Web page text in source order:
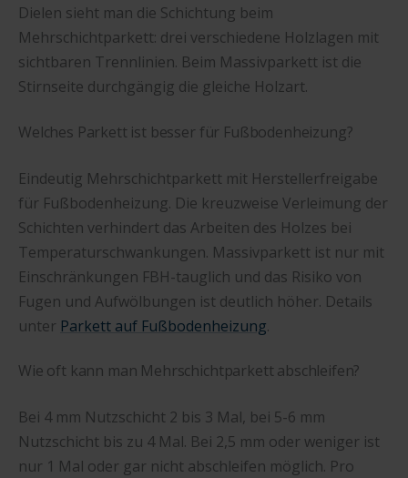
Dielen sieht man die Schichtung beim
Mehrschichtparkett: drei verschiedene Holzlagen mit
sichtbaren Trennlinien. Beim Massivparkett ist die
Stirnseite durchgängig die gleiche Holzart.
Welches Parkett ist besser für Fußbodenheizung?
Eindeutig Mehrschichtparkett mit Herstellerfreigabe
für Fußbodenheizung. Die kreuzweise Verleimung der
Schichten verhindert das Arbeiten des Holzes bei
Temperaturschwankungen. Massivparkett ist nur mit
Einschränkungen FBH-tauglich und das Risiko von
Fugen und Aufwölbungen ist deutlich höher. Details
unter Parkett auf Fußbodenheizung.
Wie oft kann man Mehrschichtparkett abschleifen?
Bei 4 mm Nutzschicht 2 bis 3 Mal, bei 5-6 mm
Nutzschicht bis zu 4 Mal. Bei 2,5 mm oder weniger ist
nur 1 Mal oder gar nicht abschleifen möglich. Pro